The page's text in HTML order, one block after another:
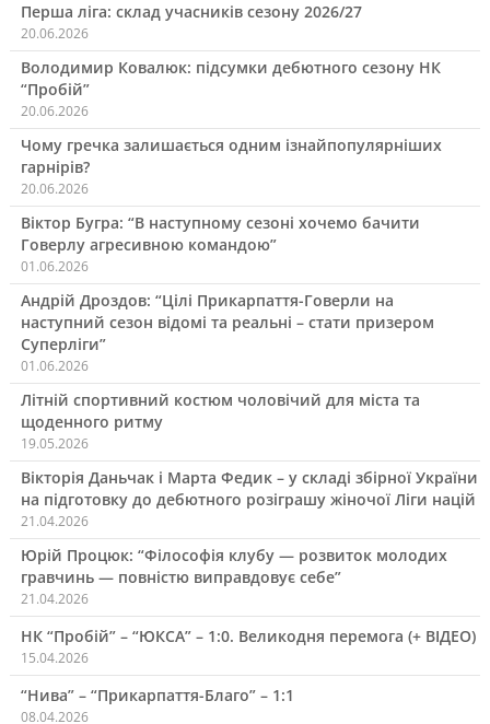
Перша ліга: склад учасників сезону 2026/27
20.06.2026
Володимир Ковалюк: підсумки дебютного сезону НК
“Пробій”
20.06.2026
Чому гречка залишається одним ізнайпопулярніших
гарнірів?
20.06.2026
Віктор Бугра: “В наступному сезоні хочемо бачити
Говерлу агресивною командою”
01.06.2026
Андрій Дроздов: “Цілі Прикарпаття-Говерли на
наступний сезон відомі та реальні – стати призером
Суперліги”
01.06.2026
Літній спортивний костюм чоловічий для міста та
щоденного ритму
19.05.2026
Вікторія Даньчак і Марта Федик – у складі збірної України
на підготовку до дебютного розіграшу жіночої Ліги націй
21.04.2026
Юрій Процюк: “Філософія клубу — розвиток молодих
гравчинь — повністю виправдовує себе”
21.04.2026
НК “Пробій” – “ЮКСА” – 1:0. Великодня перемога (+ ВІДЕО)
15.04.2026
“Нива” – “Прикарпаття-Благо” – 1:1
08.04.2026